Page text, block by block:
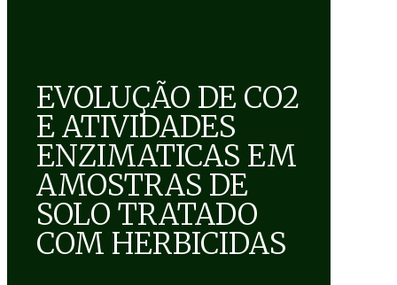
EVOLUÇÃO DE CO2
E ATIVIDADES
ENZIMATICAS EM
AMOSTRAS DE
SOLO TRATADO
COM HERBICIDAS